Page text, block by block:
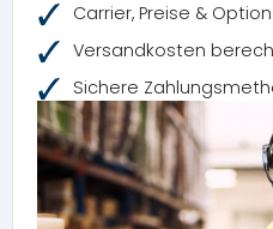
Carrier, Preise &
Versandkosten
Sichere